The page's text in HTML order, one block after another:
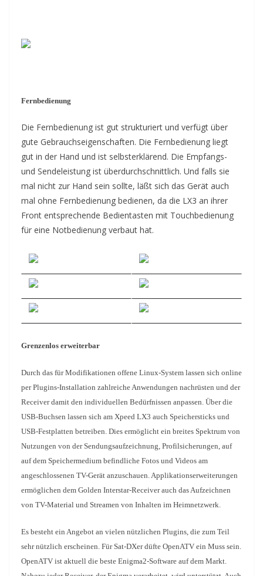
Fernbedienung
Die Fernbedienung ist gut strukturiert und verfügt über
gute Gebrauchseigenschaften. Die Fernbedienung liegt
gut in der Hand und ist selbsterklärend. Die Empfangs-
und Sendeleistung ist überdurchschnittlich. Und falls sie
mal nicht zur Hand sein sollte, läßt sich das Gerät auch
mal ohne Fernbedienung bedienen, da die LX3 an ihrer
Front entsprechende Bedientasten mit Touchbedienung
für eine Notbedienung verbaut hat.
Grenzenlos erweiterbar
Durch das für Modifikationen offene Linux-System lassen sich online
per Plugins-Installation zahlreiche Anwendungen nachrüsten und der
Receiver damit den individuellen Bedürfnissen anpassen. Über die
USB-Buchsen lassen sich am Xpeed LX3 auch Speichersticks und
USB-Festplatten betreiben. Dies ermöglicht ein breites Spektrum von
Nutzungen von der Sendungsaufzeichnung, Profilsicherungen, auf
auf dem Speichermedium befindliche Fotos und Videos am
angeschlossenen TV-Gerät anzuschauen. Applikationserweiterungen
ermöglichen dem Golden Interstar-Receiver auch das Aufzeichnen
von TV-Material und Streamen von Inhalten im Heimnetzwerk.
Es besteht ein Angebot an vielen nützlichen Plugins, die zum Teil
sehr nützlich erscheinen. Für Sat-DXer düfte OpenATV ein Muss sein.
OpenATV ist aktuell die beste Enigma2-Software auf dem Markt.